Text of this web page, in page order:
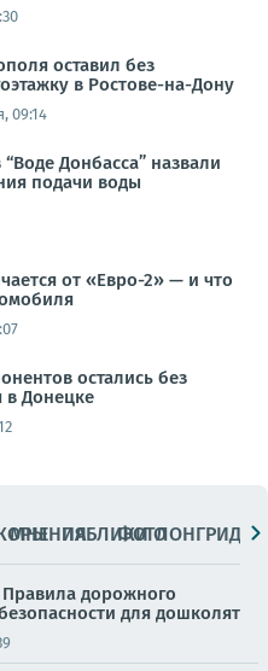
оставил без
в Ростове-на-Дону
09:14
“Воде Донбасса” назвали
подачи воды
от «Евро-2» — и что
остались без
в Донецке
МНЕНИЯПАБЛИКИ
ФОТОЛОНГРИДЫ
дорожного
для дошколят